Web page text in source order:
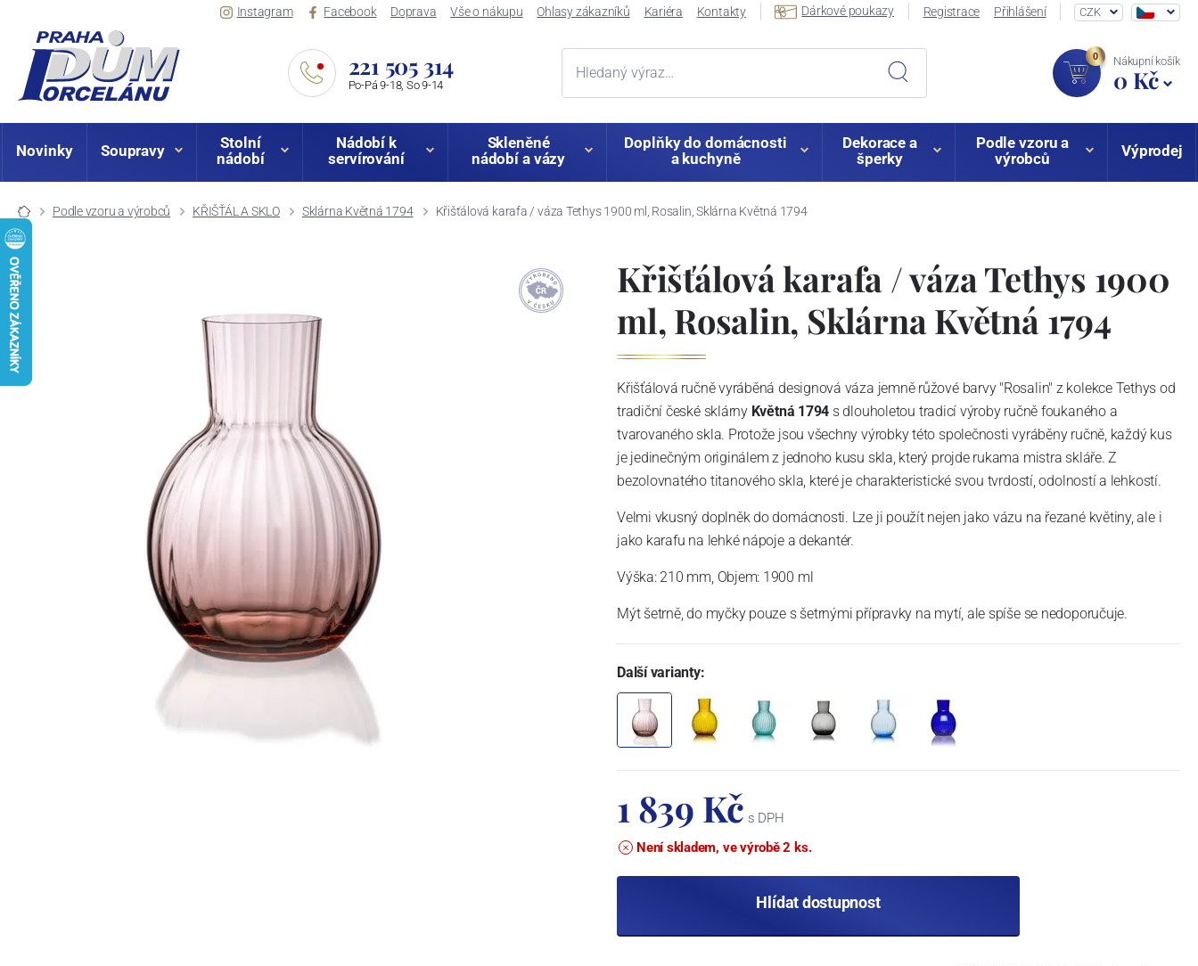
Instagram Facebook Doprava Vše o nákupu Ohlasy zákazníků Kariéra Kontakty Dárkové poukazy Registrace Přihlášení CZK
221 505 314
Po-Pá 9-18, So 9-14
0 Nákupní košík
0 Kč
Novinky Soupravy
Stolní
nádobí
Nádobí k
servírování
Skleněné
nádobí a vázy
Doplňky do domácnosti
a kuchyně
Dekorace a
šperky
Podle vzoru a
výrobců
Výprodej
Podle vzoru a výrobců KŘIŠŤÁL A SKLO Sklárna Květná 1794 Křišťálová karafa / váza Tethys 1900 ml, Rosalin, Sklárna Květná 1794
Křišťálová karafa / váza Tethys 1900
ml, Rosalin, Sklárna Květná 1794
Křišťálová ručně vyráběná designová váza jemně růžové barvy "Rosalin" z kolekce Tethys od
tradiční české sklárny Květná 1794 s dlouholetou tradicí výroby ručně foukaného a
tvarovaného skla. Protože jsou všechny výrobky této společnosti vyráběny ručně, každý kus
je jedinečným originálem z jednoho kusu skla, který projde rukama mistra skláře. Z
bezolovnatého titanového skla, které je charakteristické svou tvrdostí, odolností a lehkostí.
Velmi vkusný doplněk do domácnosti. Lze ji použít nejen jako vázu na řezané květiny, ale i
jako karafu na lehké nápoje a dekantér.
Výška: 210 mm, Objem: 1900 ml
Mýt šetrně, do myčky pouze s šetrnými přípravky na mytí, ale spíše se nedoporučuje.
Další varianty:
1 839 Kč s DPH
Není skladem, ve výrobě 2 ks.
Hlídat dostupnost